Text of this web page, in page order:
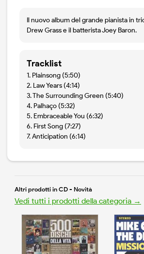
Il nuovo album del grande pianista in
Drew Grass e il batterista Joey Baron.
Tracklist
1. Plainsong (5:50)
2. Law Years (4:14)
3. The Surrounding Green (5:40)
4. Palhaço (5:32)
5. Embraceable You (6:32)
6. First Song (7:27)
7. Anticipation (6:14)
Altri prodotti in CD - Novità
Vedi tutti i prodotti della categoria →